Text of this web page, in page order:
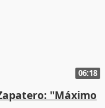
06:18
"Máximo